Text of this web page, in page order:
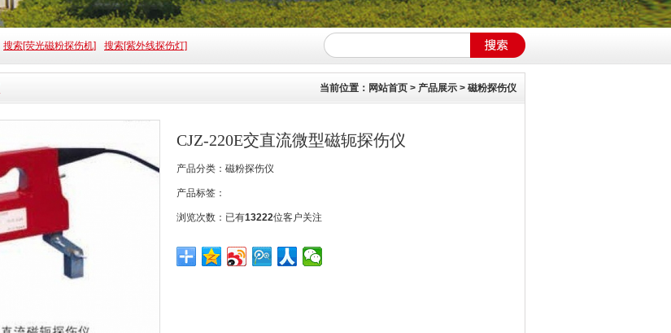
搜索[荧光磁粉探伤机] 搜索[紫外线探伤灯]
当前位置： 网站首页 > 产品展示 > 磁粉探伤仪
CJZ-220E交直流微型磁轭探伤仪
产品分类： 磁粉探伤仪
产品标签：
浏览次数： 已有13222位客户关注